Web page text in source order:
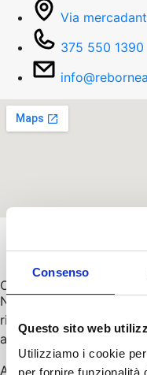
Consenso
Questo sito web
Utilizziamo i cookie
per fornire funzionalità
Via
375 550 1390
Ottieni subito il 10% di
Non perdere
ricevi subito un
acquisto.
Affrettati, l’offerta è